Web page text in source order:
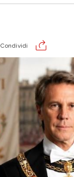
Condividi